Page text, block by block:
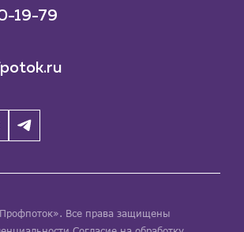
19-79
Все права защищены